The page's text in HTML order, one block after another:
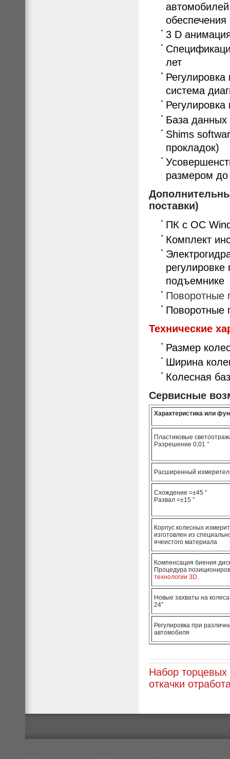
3 D
лет
система
База данных
Shims
прокладок)
размером до
поставки)
ПК с ОС
Комплект
подъемнике
Поворотные
Поворотные
Технические
Размер
Ширина
Колесная
Сервисные
Характеристика или
Пластиковые
Разрешение 0,01 °
Расширенный
Схождение =±45 °
Развал =±15 °
Корпус колесных
изготовлен из
ячеистого материала
Компенсация биения
Процедура
технологии 3D
Новые захваты на
24”
Регулировка при
автомобиля
Набор
откачки